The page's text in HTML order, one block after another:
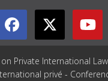
Private International
privé -